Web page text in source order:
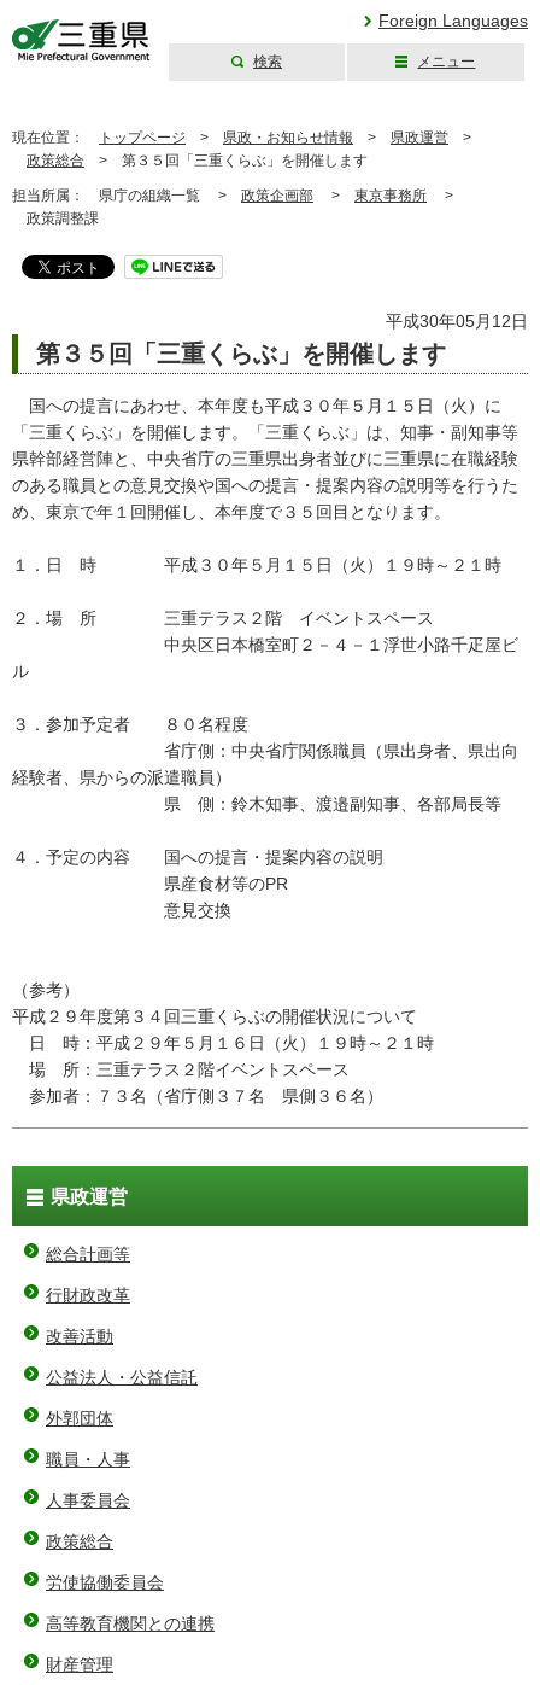
Foreign Languages
検索 メニュー
現在位置： トップページ > 県政・お知らせ情報 > 県政運営 >
政策総合 > 第３５回「三重くらぶ」を開催します
担当所属： 県庁の組織一覧 > 政策企画部 > 東京事務所 >
政策調整課
平成30年05月12日
第３５回「三重くらぶ」を開催します
国への提言にあわせ、本年度も平成３０年５月１５日（火）に
「三重くらぶ」を開催します。「三重くらぶ」は、知事・副知事等
県幹部経営陣と、中央省庁の三重県出身者並びに三重県に在職経験
のある職員との意見交換や国への提言・提案内容の説明等を行うた
め、東京で年１回開催し、本年度で３５回目となります。
１．日 時 平成３０年５月１５日（火）１９時～２１時
２．場 所 三重テラス２階 イベントスペース
中央区日本橋室町２－４－１浮世小路千疋屋ビ
ル
３．参加予定者 ８０名程度
省庁側：中央省庁関係職員（県出身者、県出向
経験者、県からの派遣職員）
県 側：鈴木知事、渡邉副知事、各部局長等
４．予定の内容 国への提言・提案内容の説明
県産食材等のPR
意見交換
（参考）
平成２９年度第３４回三重くらぶの開催状況について
日 時：平成２９年５月１６日（火）１９時～２１時
場 所：三重テラス２階イベントスペース
参加者：７３名（省庁側３７名 県側３６名）
県政運営
総合計画等
行財政改革
改善活動
公益法人・公益信託
外郭団体
職員・人事
人事委員会
政策総合
労使協働委員会
高等教育機関との連携
財産管理